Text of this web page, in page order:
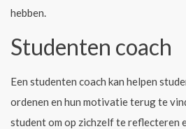
hebben.
Studenten coach
Een studenten coach kan helpen
ordenen en hun motivatie terug te
student om op zichzelf te reflecteren